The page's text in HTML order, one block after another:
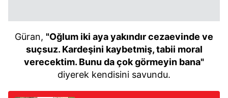
Güran, "Oğlum iki aya yakındır cezaevinde ve
suçsuz. Kardeşini kaybetmiş, tabii moral
verecektim. Bunu da çok görmeyin bana"
diyerek kendisini savundu.